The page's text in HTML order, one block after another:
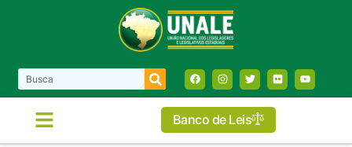
Banco de Leis